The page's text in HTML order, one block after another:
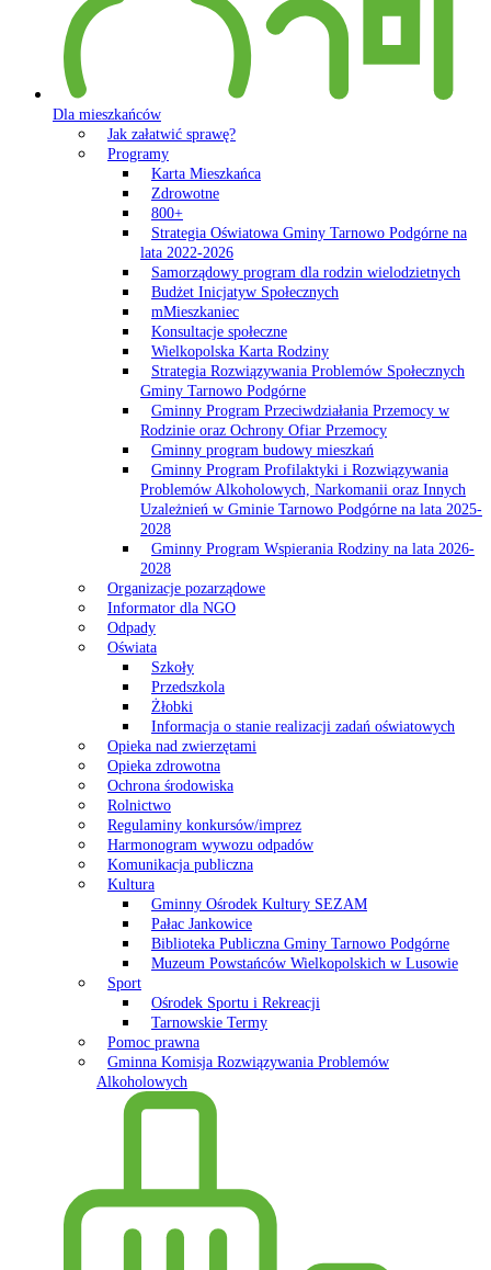
Dla mieszkańców
Jak załatwić sprawę?
Programy
Karta Mieszkańca
Zdrowotne
800+
Strategia Oświatowa Gminy Tarnowo Podgórne na
lata 2022-2026
Samorządowy program dla rodzin wielodzietnych
Budżet Inicjatyw Społecznych
mMieszkaniec
Konsultacje społeczne
Wielkopolska Karta Rodziny
Strategia Rozwiązywania Problemów Społecznych
Gminy Tarnowo Podgórne
Gminny Program Przeciwdziałania Przemocy w
Rodzinie oraz Ochrony Ofiar Przemocy
Gminny program budowy mieszkań
Gminny Program Profilaktyki i Rozwiązywania
Problemów Alkoholowych, Narkomanii oraz Innych
Uzależnień w Gminie Tarnowo Podgórne na lata 2025-
2028
Gminny Program Wspierania Rodziny na lata 2026-
2028
Organizacje pozarządowe
Informator dla NGO
Odpady
Oświata
Szkoły
Przedszkola
Żłobki
Informacja o stanie realizacji zadań oświatowych
Opieka nad zwierzętami
Opieka zdrowotna
Ochrona środowiska
Rolnictwo
Regulaminy konkursów/imprez
Harmonogram wywozu odpadów
Komunikacja publiczna
Kultura
Gminny Ośrodek Kultury SEZAM
Pałac Jankowice
Biblioteka Publiczna Gminy Tarnowo Podgórne
Muzeum Powstańców Wielkopolskich w Lusowie
Sport
Ośrodek Sportu i Rekreacji
Tarnowskie Termy
Pomoc prawna
Gminna Komisja Rozwiązywania Problemów
Alkoholowych